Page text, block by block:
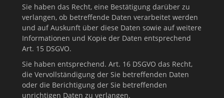
Sie haben das Recht, eine Bestätigung darüber zu
verlangen, ob betreffende Daten verarbeitet werden
und auf Auskunft über diese Daten sowie auf weitere
Informationen und Kopie der Daten entsprechend
Art. 15 DSGVO.
Sie haben entsprechend. Art. 16 DSGVO das Recht,
die Vervollständigung der Sie betreffenden Daten
oder die Berichtigung der Sie betreffenden
unrichtigen Daten zu verlangen.